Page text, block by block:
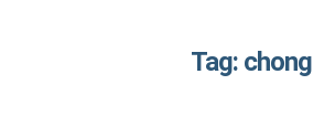
Tag: chong